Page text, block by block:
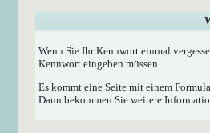
Wenn Sie Ihr Kennwort einmal
Kennwort eingeben müssen.
Es kommt eine Seite mit einem
Dann bekommen Sie weitere